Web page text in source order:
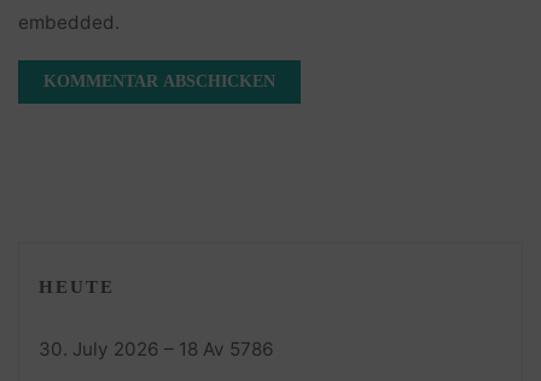
embedded.
HEUTE
30. July 2026 – 18 Av 5786